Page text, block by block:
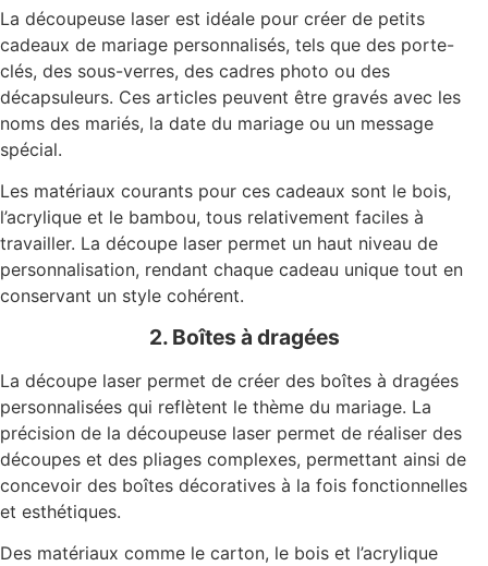
La découpeuse laser est idéale pour créer de petits
cadeaux de mariage personnalisés, tels que des porte-
clés, des sous-verres, des cadres photo ou des
décapsuleurs. Ces articles peuvent être gravés avec les
noms des mariés, la date du mariage ou un message
spécial.
Les matériaux courants pour ces cadeaux sont le bois,
l’acrylique et le bambou, tous relativement faciles à
travailler. La découpe laser permet un haut niveau de
personnalisation, rendant chaque cadeau unique tout en
conservant un style cohérent.
2. Boîtes à dragées
La découpe laser permet de créer des boîtes à dragées
personnalisées qui reflètent le thème du mariage. La
précision de la découpeuse laser permet de réaliser des
découpes et des pliages complexes, permettant ainsi de
concevoir des boîtes décoratives à la fois fonctionnelles
et esthétiques.
Des matériaux comme le carton, le bois et l’acrylique